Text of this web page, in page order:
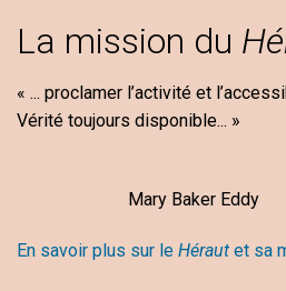
La mission du
« ... proclamer l’activité et
Vérité toujours disponible... »
Mary Baker Eddy
En savoir plus sur le Héraut et sa